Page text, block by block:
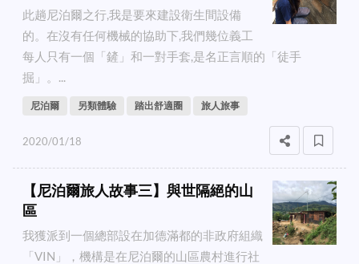
此趟尼泊爾之行,我是要來建設衛生間設備
的。在沒有任何機械的協助下,我們幾位義工
每人只有一個「鏟」和一對手套,是名正言順的「徒手
掘」。...
尼泊爾 另類體驗 踏出舒適圈 旅人旅事
2020/01/18
【尼泊爾旅人故事三】與世隔絕的山
區
我獲派到一個總部設在加德滿都的非政府組織
「VIN」，機構是在尼泊爾的山區農村進行社